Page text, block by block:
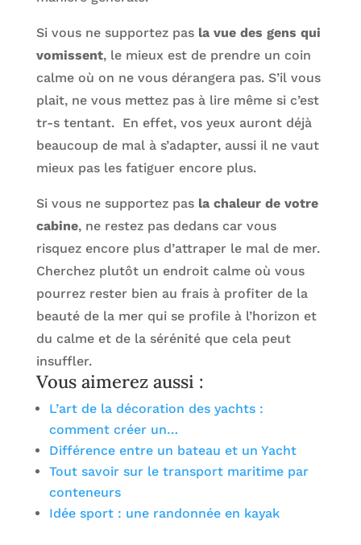
Si vous ne supportez pas la vue des gens qui
vomissent, le mieux est de prendre un coin
calme où on ne vous dérangera pas. S’il vous
plait, ne vous mettez pas à lire même si c’est
tr-s tentant. En effet, vos yeux auront déjà
beaucoup de mal à s’adapter, aussi il ne vaut
mieux pas les fatiguer encore plus.
Si vous ne supportez pas la chaleur de votre
cabine, ne restez pas dedans car vous
risquez encore plus d’attraper le mal de mer.
Cherchez plutôt un endroit calme où vous
pourrez rester bien au frais à profiter de la
beauté de la mer qui se profile à l’horizon et
du calme et de la sérénité que cela peut
insuffler.
Vous aimerez aussi :
L’art de la décoration des yachts :
comment créer un…
Différence entre un bateau et un Yacht
Tout savoir sur le transport maritime par
conteneurs
Idée sport : une randonnée en kayak